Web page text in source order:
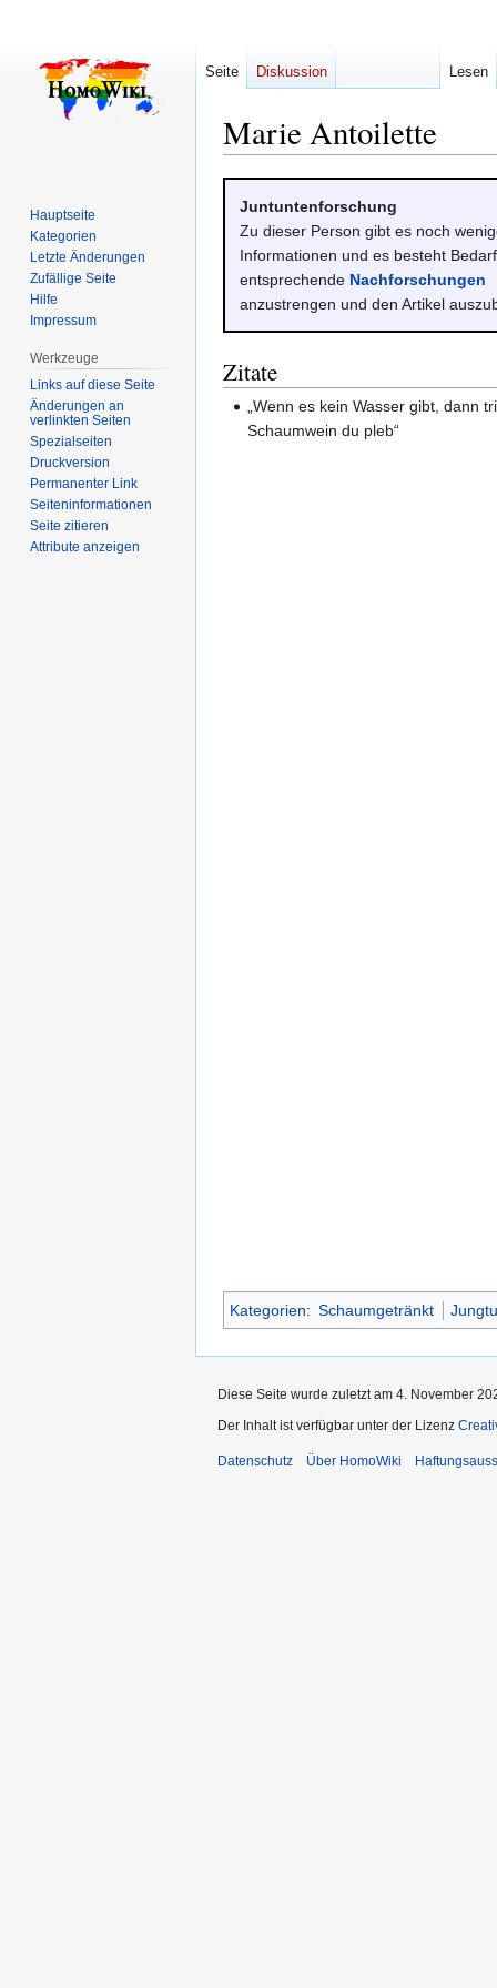
Marie Antoilette
Navigation
springen
Suche
springen
Juntuntenforschung
Zu dieser Person gibt es noch
Informationen und es besteht Bedarf
entsprechende Nachforschungen
anzustrengen und den Artikel
Zitate
„Wenn es kein Wasser gibt, dann
Schaumwein du pleb“
Kategorien: Schaumgetränkt
Seite Diskussion Lesen
Hauptseite
Kategorien
Letzte Änderungen
Zufällige Seite
Hilfe
Impressum
Werkzeuge
Links auf diese Seite
Änderungen an
verlinkten Seiten
Spezialseiten
Druckversion
Permanenter Link
Seiten­­informationen
Seite zitieren
Attribute anzeigen
Diese Seite wurde zuletzt am 4. November
Der Inhalt ist verfügbar unter der Lizenz
Datenschutz Über HomoWiki